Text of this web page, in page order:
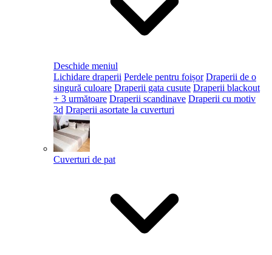
Deschide meniul
Lichidare draperii Perdele pentru foișor Draperii de o
singură culoare Draperii gata cusute Draperii blackout
+ 3 următoare Draperii scandinave Draperii cu motiv
3d Draperii asortate la cuverturi
Cuverturi de pat